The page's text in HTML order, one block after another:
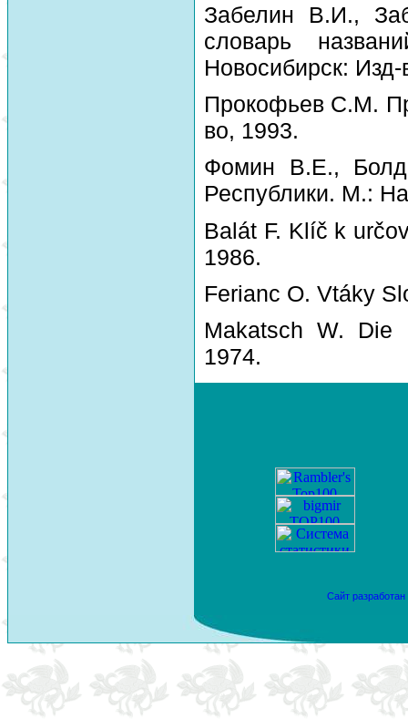
Забелин В.И.,
словарь
Новосибирск:
Прокофьев С.М.
во, 1993.
Фомин В.Е., Болд
Республики. М.:
Balát F. Klíč k
1986.
Ferianc O. Vtáky
Makatsch W. Die
1974.
Сайт